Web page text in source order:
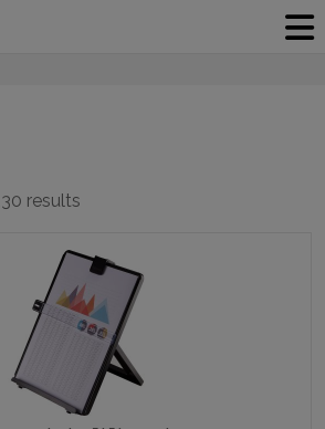
results
popularity